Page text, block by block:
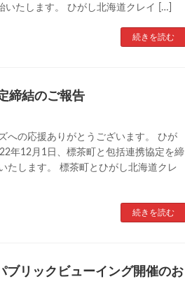
たします。 ひがし北海道クレイ […]
続きを読む
締結のご報告
への応援ありがとうございます。 ひが
年12月1日、標茶町と包括連携協定を締
たします。 標茶町とひがし北海道クレ
続きを読む
ブリックビューイング開催のお